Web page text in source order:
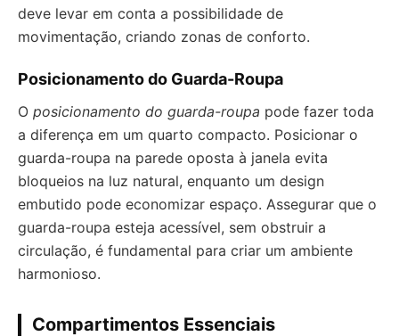
deve levar em conta a possibilidade de
movimentação, criando zonas de conforto.
Posicionamento do Guarda-Roupa
O posicionamento do guarda-roupa pode fazer toda
a diferença em um quarto compacto. Posicionar o
guarda-roupa na parede oposta à janela evita
bloqueios na luz natural, enquanto um design
embutido pode economizar espaço. Assegurar que o
guarda-roupa esteja acessível, sem obstruir a
circulação, é fundamental para criar um ambiente
harmonioso.
Compartimentos Essenciais